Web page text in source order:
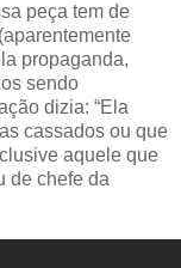
peça tem de
propaganda,
sendo
dizia: “Ela
cassados ou que
aquele que
de chefe da